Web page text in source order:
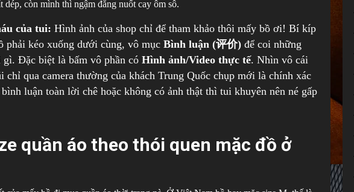
dép, còn mình thì ngậm đắng nuốt cay ôm sô.
của tui: Hình ảnh của shop chỉ để tham khảo thôi mấy bồ ơi! Bí kíp
phải kéo xuống dưới cùng, vô mục Bình luận (评价)để coi những
Đặc biệt là bấm vô phần có Hình ảnh/Video thực tế. Nhìn vô cái
qua camera thường của khách Trung Quốc chụp mới là chính xác
luận toàn lời chê hoặc không có ảnh thật thì tui khuyên nên né gấp
quần áo theo thói quen mặc đồ ở